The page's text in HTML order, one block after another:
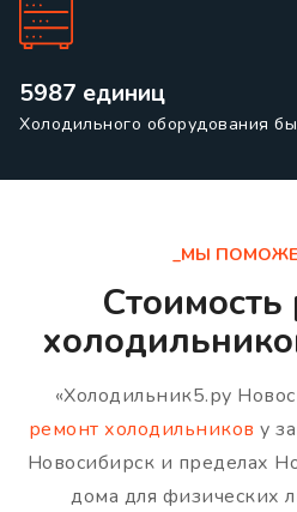
5987 единиц
Холодильного оборудования
_МЫ
Стоимость
«Холодильник5.ру
ремонт холодильников у
Новосибирск и пределах
дома для физических